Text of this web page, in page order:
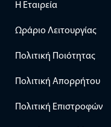
Η Εταιρεία
Ωράριο Λειτουργίας
Πολιτική Ποιότητας
Πολιτική Απορρήτου
Πολιτική Επιστροφών